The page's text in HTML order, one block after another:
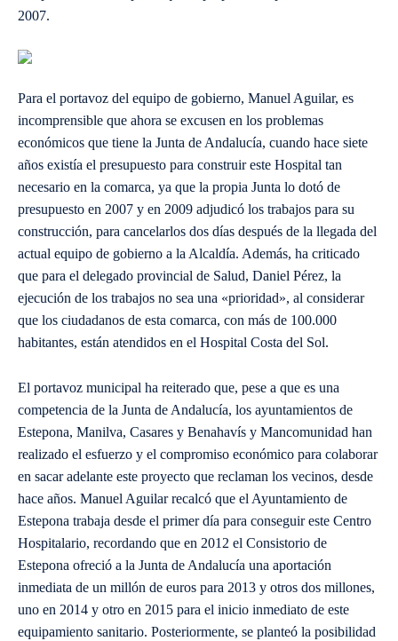
2007.
Para el portavoz del equipo de gobierno, Manuel Aguilar, es
incomprensible que ahora se excusen en los problemas
económicos que tiene la Junta de Andalucía, cuando hace siete
años existía el presupuesto para construir este Hospital tan
necesario en la comarca, ya que la propia Junta lo dotó de
presupuesto en 2007 y en 2009 adjudicó los trabajos para su
construcción, para cancelarlos dos días después de la llegada del
actual equipo de gobierno a la Alcaldía. Además, ha criticado
que para el delegado provincial de Salud, Daniel Pérez, la
ejecución de los trabajos no sea una «prioridad», al considerar
que los ciudadanos de esta comarca, con más de 100.000
habitantes, están atendidos en el Hospital Costa del Sol.
El portavoz municipal ha reiterado que, pese a que es una
competencia de la Junta de Andalucía, los ayuntamientos de
Estepona, Manilva, Casares y Benahavís y Mancomunidad han
realizado el esfuerzo y el compromiso económico para colaborar
en sacar adelante este proyecto que reclaman los vecinos, desde
hace años. Manuel Aguilar recalcó que el Ayuntamiento de
Estepona trabaja desde el primer día para conseguir este Centro
Hospitalario, recordando que en 2012 el Consistorio de
Estepona ofreció a la Junta de Andalucía una aportación
inmediata de un millón de euros para 2013 y otros dos millones,
uno en 2014 y otro en 2015 para el inicio inmediato de este
equipamiento sanitario. Posteriormente, se planteó la posibilidad